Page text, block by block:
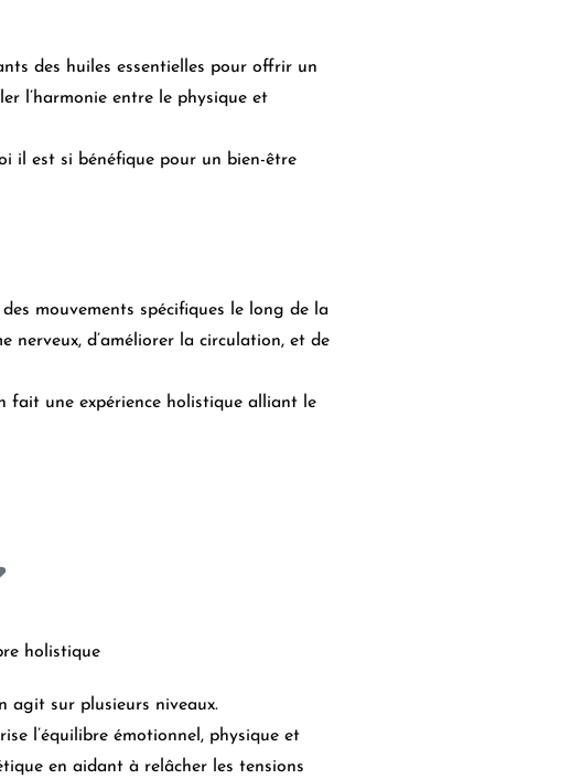
des huiles essentielles pour offrir un
l’harmonie entre le physique et
il est si bénéfique pour un bien-être
mouvements spécifiques le long de la
nerveux, d’améliorer la circulation, et de
fait une expérience holistique alliant le
holistique
agit sur plusieurs niveaux.
l’équilibre émotionnel, physique et
en aidant à relâcher les tensions